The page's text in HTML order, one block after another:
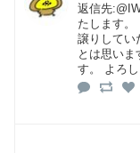
返信先
たします。
譲りしてい
とは思い
す。 よろ